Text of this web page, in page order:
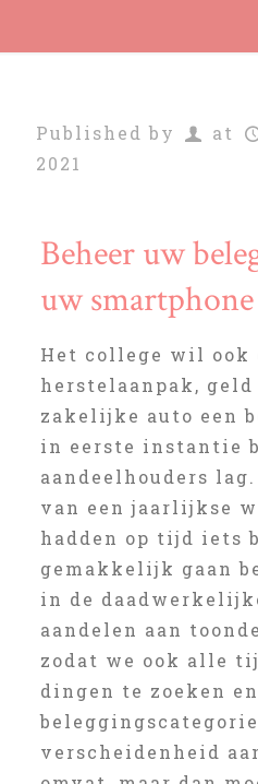
Published by at
2021
Beheer uw
uw smartphone
Het college wil ook
herstelaanpak,
zakelijke auto een
in eerste instantie
aandeelhouders
van een jaarlijkse
hadden op tijd iets
gemakkelijk gaan
in de
aandelen aan
zodat we ook alle
dingen te zoeken
verscheidenheid